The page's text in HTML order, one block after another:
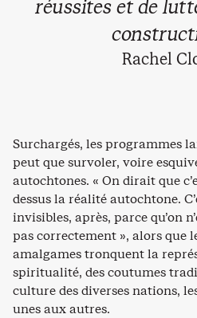
réussites et de
Rachel
Surchargés, les programmes
peut que survoler, voire
autochtones. « On dirait que
dessus la réalité autochtone.
invisibles, après, parce qu’on
pas correctement », alors que
amalgames tronquent la
spiritualité, des coutumes
culture des diverses nations,
unes aux autres.